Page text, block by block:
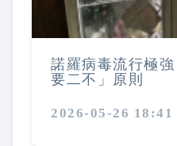
諾羅病毒流行極
要二不」原則
2026-05-26 18:41